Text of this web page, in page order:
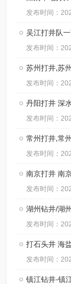
发布时间：
吴江打井队
发布时间：
苏州打井,苏
发布时间：
丹阳打井 深
发布时间：
常州打井,常
发布时间：
南京打井 南
发布时间：
湖州钻井/湖
发布时间：
打石头井 海
发布时间：
镇江钻井-镇